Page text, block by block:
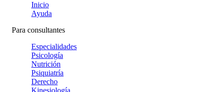
Inicio
Ayuda
Para consultantes
Especialidades
Psicología
Nutrición
Psiquiatría
Derecho